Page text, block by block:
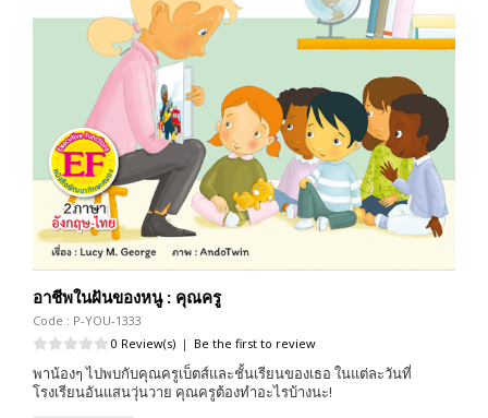
อาชีพในฝันของหนู : คุณครู
Code : P-YOU-1333
0 Review(s) | Be the first to review
พาน้องๆ ไปพบกับคุณครูเบ็ตส์และชั้นเรียนของเธอ ในแต่ละวันที่
โรงเรียนอันแสนวุ่นวาย คุณครูต้องทำอะไรบ้างนะ!